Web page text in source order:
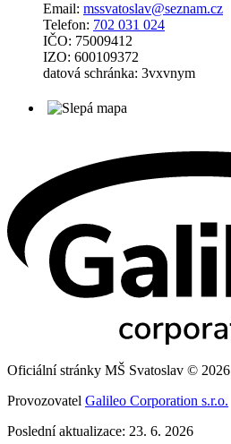
Email: mssvatoslav@seznam.cz
Telefon: 702 031 024
IČO: 75009412
IZO: 600109372
datová schránka: 3vxvnym
Oficiální stránky MŠ Svatoslav © 2026
Provozovatel Galileo Corporation s.r.o.
Poslední aktualizace: 23. 6. 2026